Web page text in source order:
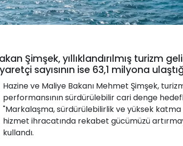
Şimşek, yıllıklandırılmış turizm
sayısının ise 63,1 milyona
Hazine ve Maliye Bakanı Mehmet Şimşek,
performansının sürdürülebilir cari denge
"Markalaşma, sürdürülebilirlik ve yüksek
hizmet ihracatında rekabet gücümüzü
kullandı.